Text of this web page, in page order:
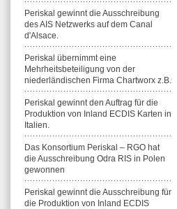
Periskal gewinnt die Ausschreibung
des AIS Netzwerks auf dem Canal
d'Alsace.
Periskal übernimmt eine
Mehrheitsbeteiligung von der
niederländischen Firma Chartworx z.B.
Periskal gewinnt den Auftrag für die
Produktion von Inland ECDIS Karten in
Italien.
Das Konsortium Periskal – RGO hat
die Ausschreibung Odra RIS in Polen
gewonnen
Periskal gewinnt die Ausschreibung für
die Produktion von Inland ECDIS